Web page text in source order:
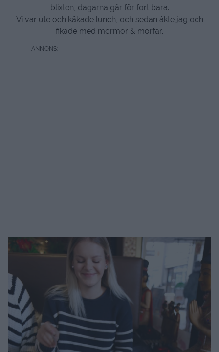
blixten, dagarna går för fort bara.
Vi var ute och käkade lunch, och sedan åkte jag och
fikade med mormor & morfar.